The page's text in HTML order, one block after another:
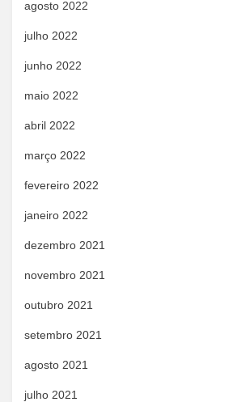
agosto 2022
julho 2022
junho 2022
maio 2022
abril 2022
março 2022
fevereiro 2022
janeiro 2022
dezembro 2021
novembro 2021
outubro 2021
setembro 2021
agosto 2021
julho 2021